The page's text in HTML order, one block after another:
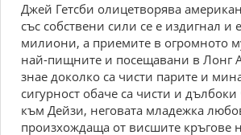
Джей Гетсби олицетворява
със собствени сили се е издигнал и
милиони, а приемите в огромното
най-пищните и посещавани в Лонг
знае доколко са чисти парите и
сигурност обаче са чисти и дълбоки
към Дейзи, неговата младежка
произхождаща от висшите кръгове